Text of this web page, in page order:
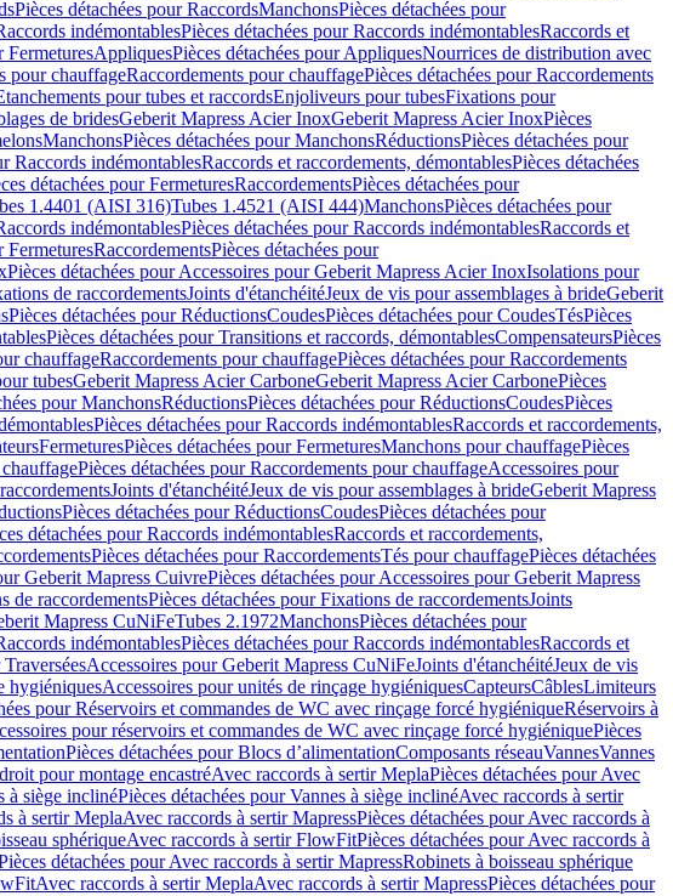
Pièces détachées pour RaccordsManchonsPièces détachées pour
indémontablesPièces détachées pour Raccords indémontablesRaccords et
FermeturesAppliquesPièces détachées pour AppliquesNourrices de distribution avec
pour chauffageRaccordements pour chauffagePièces détachées pour Raccordements
pour tubes et raccordsEnjoliveurs pour tubesFixations pour
de bridesGeberit Mapress Acier InoxGeberit Mapress Acier InoxPièces
ManchonsPièces détachées pour ManchonsRéductionsPièces détachées pour
Raccords indémontablesRaccords et raccordements, démontablesPièces détachées
détachées pour FermeturesRaccordementsPièces détachées pour
1.4401 (AISI 316)Tubes 1.4521 (AISI 444)ManchonsPièces détachées pour
indémontablesPièces détachées pour Raccords indémontablesRaccords et
FermeturesRaccordementsPièces détachées pour
Pièces détachées pour Accessoires pour Geberit Mapress Acier InoxIsolations pour
de raccordementsJoints d'étanchéitéJeux de vis pour assemblages à brideGeberit
Pièces détachées pour RéductionsCoudesPièces détachées pour CoudesTésPièces
Pièces détachées pour Transitions et raccords, démontablesCompensateursPièces
chauffageRaccordements pour chauffagePièces détachées pour Raccordements
tubesGeberit Mapress Acier CarboneGeberit Mapress Acier CarbonePièces
pour ManchonsRéductionsPièces détachées pour RéductionsCoudesPièces
Pièces détachées pour Raccords indémontablesRaccords et raccordements,
FermeturesPièces détachées pour FermeturesManchons pour chauffagePièces
Pièces détachées pour Raccordements pour chauffageAccessoires pour
Joints d'étanchéitéJeux de vis pour assemblages à brideGeberit Mapress
Pièces détachées pour RéductionsCoudesPièces détachées pour
détachées pour Raccords indémontablesRaccords et raccordements,
Pièces détachées pour RaccordementsTés pour chauffagePièces détachées
Geberit Mapress CuivrePièces détachées pour Accessoires pour Geberit Mapress
de raccordementsPièces détachées pour Fixations de raccordementsJoints
Mapress CuNiFeTubes 2.1972ManchonsPièces détachées pour
indémontablesPièces détachées pour Raccords indémontablesRaccords et
Accessoires pour Geberit Mapress CuNiFeJoints d'étanchéitéJeux de vis
hygiéniquesAccessoires pour unités de rinçage hygiéniquesCapteursCâblesLimiteurs
pour Réservoirs et commandes de WC avec rinçage forcé hygiéniqueRéservoirs à
pour réservoirs et commandes de WC avec rinçage forcé hygiéniquePièces
Pièces détachées pour Blocs d’alimentationComposants réseauVannesVannes
pour montage encastréAvec raccords à sertir MeplaPièces détachées pour Avec
à siège inclinéPièces détachées pour Vannes à siège inclinéAvec raccords à sertir
à sertir MeplaAvec raccords à sertir MapressPièces détachées pour Avec raccords à
sphériqueAvec raccords à sertir FlowFitPièces détachées pour Avec raccords à
détachées pour Avec raccords à sertir MapressRobinets à boisseau sphérique
Avec raccords à sertir MeplaAvec raccords à sertir MapressPièces détachées pour